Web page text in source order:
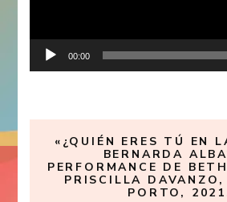
00:00
«¿QUIÉN ERES TÚ EN
BERNARDA
PERFORMANCE DE
PRISCILLA
PORTO,